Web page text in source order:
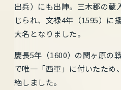
出兵）にも出陣。三木郡の蔵
じられ、文禄4年（1595）に
大名となりました。
慶長5年（1600）の関ヶ原の
で唯一「西軍」に付いたため
絶しました。